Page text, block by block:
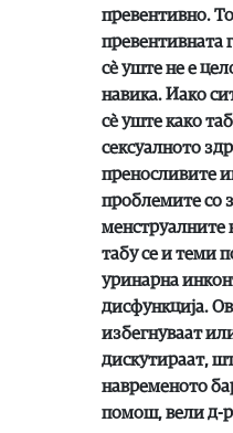
превентивно.
превентивната
сè уште не е
навика. Иако
сè уште како
сексуалното
преносливите
проблемите со
табу се и теми
уринарна
дисфункција.
избегнуваат
дискутираат,
навременото
помош, вели д-